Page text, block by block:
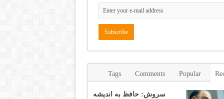
Popular
Comments
Tags
سروش: حافظ به اندیشه